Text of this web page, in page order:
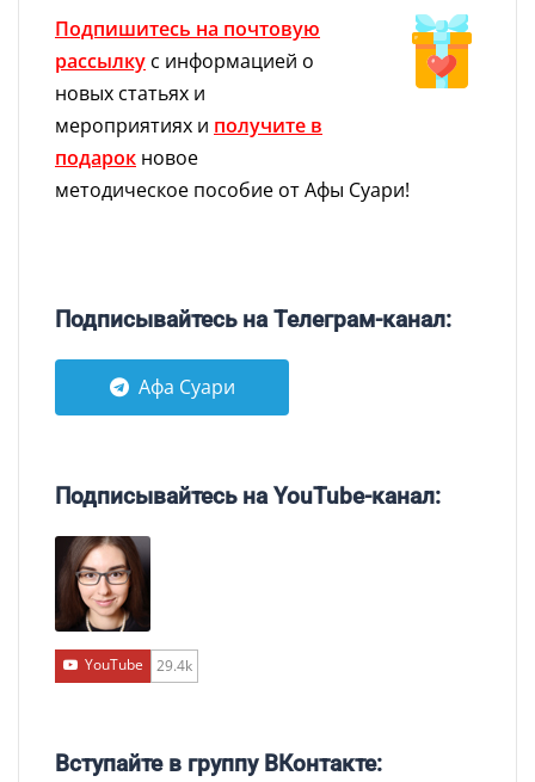
Подпишитесь на почтовую
рассылку с информацией о
новых статьях и
мероприятиях и получите в
подарок новое
методическое пособие от Афы Суари!
Подписывайтесь на Телеграм-канал:
Афа Суари
Подписывайтесь на YouTube-канал:
YouTube 29.4k
Вступайте в группу ВКонтакте: